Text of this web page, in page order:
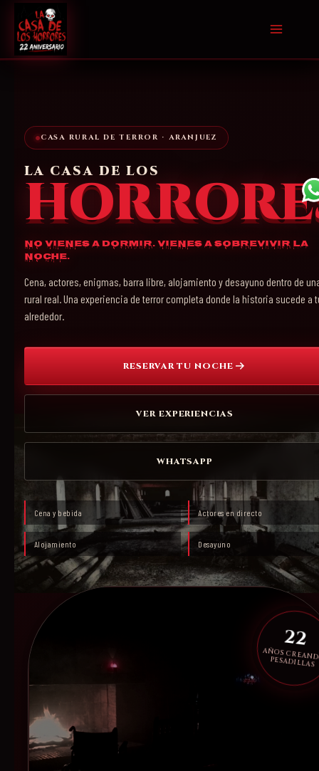
contenido
CASA RURAL DE TERROR · ARANJUEZ
LA CASA DE LOS
No vienes a dormir. Vienes a sobrevivir la
noche.
Cena, actores, enigmas, barra libre, alojamiento y desayuno dentro de
rural real. Una experiencia de terror completa donde la historia sucede a
alrededor.
RESERVAR TU NOCHE
VER EXPERIENCIAS
WHATSAPP
Cena y bebida Actores en directo
Alojamiento Desayuno
22
AÑOS
PESADILLAS